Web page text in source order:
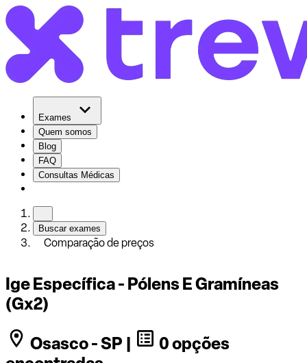
Exames
Quem somos
Blog
FAQ
Consultas Médicas
Buscar exames
Comparação de preços
Ige Específica - Pólens E Gramíneas
(Gx2)
Osasco - SP |
0 opções